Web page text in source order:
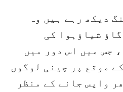
دیکھ رہے ہیں وہ
گاؤ شیاؤہوا کی
جس میں اس دور میں
موقع پر چینی لوگوں
واپس جانے کے منظر